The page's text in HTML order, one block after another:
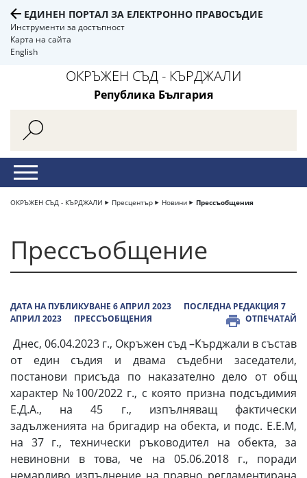
ЕДИНЕН ПОРТАЛ ЗА ЕЛЕКТРОННО ПРАВОСЪДИЕ
Инструменти за достъпност
Карта на сайта
English
ОКРЪЖЕН СЪД - КЪРДЖАЛИ
Република България
ОКРЪЖЕН СЪД - КЪРДЖАЛИ Пресцентър Новини Прессъобщения
Прессъобщение
ДАТА НА ПУБЛИКУВАНЕ 6 АПРИЛ 2023
ПОСЛЕДНА РЕДАКЦИЯ 7
АПРИЛ 2023
ПРЕССЪОБЩЕНИЯ ОТПЕЧАТАЙ
Днес, 06.04.2023 г., Окръжен съд –Кърджали в състав
от един съдия и двама съдебни заседатели,
постанови присъда по наказателно дело от общ
характер №100/2022 г., с която призна подсъдимия
Е.Д.А., на 45 г., изпълняващ фактически
задълженията на бригадир на обекта, и подс. Е.Е.М,
на 37 г., технически ръководител на обекта, за
невиновни в това, че на 05.06.2018 г., поради